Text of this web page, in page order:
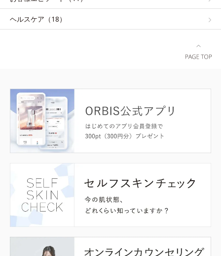
ヘルスケア（18）